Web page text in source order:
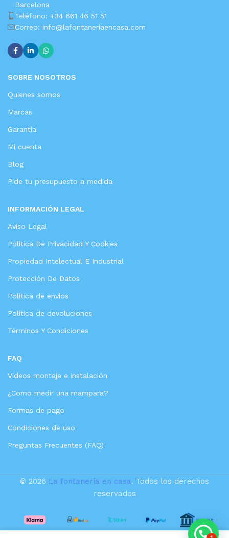
Barcelona
Teléfono: +34 661 46 51 51
Correo: info@lafontaneriaencasa.com
SOBRE NOSOTROS
Quienes somos
Marcas
Garantía
Mi cuenta
Blog
Pide tu presupuesto a medida
INFORMACIÓN LEGAL
Aviso Legal
Política De Privacidad Y Cookies
Propiedad Intelectual E Industrial
Protección De Datos
Política de envíos
Política de devoluciones
Términos Y Condiciones
FAQ
Videos montaje e instalación
¿Como medir una mampara?
Formas de pago
Condiciones de uso
Preguntas Frecuentes (FAQ)
© 2026 La fontanería en casa. Todos los derechos
reservados
VALAZ
Ducha